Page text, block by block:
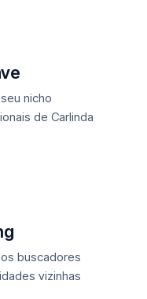
nicho
de Carlinda
buscadores
vizinhas